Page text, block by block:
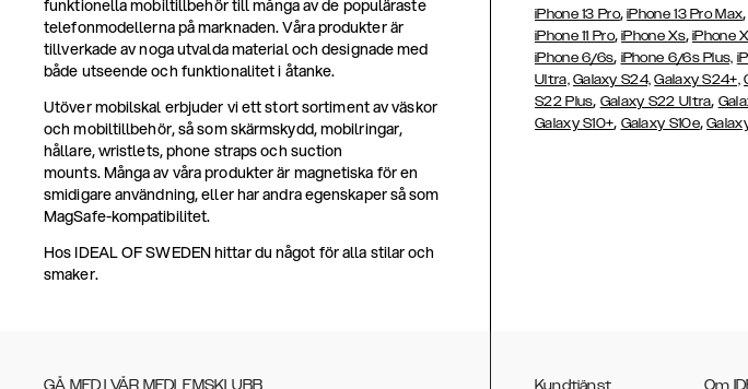
funktionella mobiltillbehör till många av de populäraste
telefonmodellerna på marknaden. Våra produkter är
tillverkade av noga utvalda material och designade med
både utseende och funktionalitet i åtanke.
Utöver mobilskal erbjuder vi ett stort sortiment av väskor
och mobiltillbehör, så som skärmskydd, mobilringar,
hållare, wristlets, phone straps och suction
mounts. Många av våra produkter är magnetiska för en
smidigare användning, eller har andra egenskaper så som
MagSafe-kompatibilitet.
Hos IDEAL OF SWEDEN hittar du något för alla stilar och
smaker.
iPhone 13 Pro,iPhone 13 Pro Max
iPhone 11 Pro,iPhone Xs,iPhone
iPhone 6/6s, iPhone 6/6s Plus,
Ultra, Galaxy S24, Galaxy S24+,
S22 Plus, Galaxy S22 Ultra,
Galaxy S10+, Galaxy S10e,
GÅ MED I VÅR MEDLEMSKLUBB Kundtjänst Om